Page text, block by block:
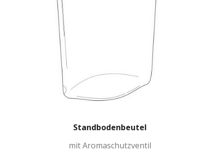
Standbodenbeutel
mit Aromaschutzventil